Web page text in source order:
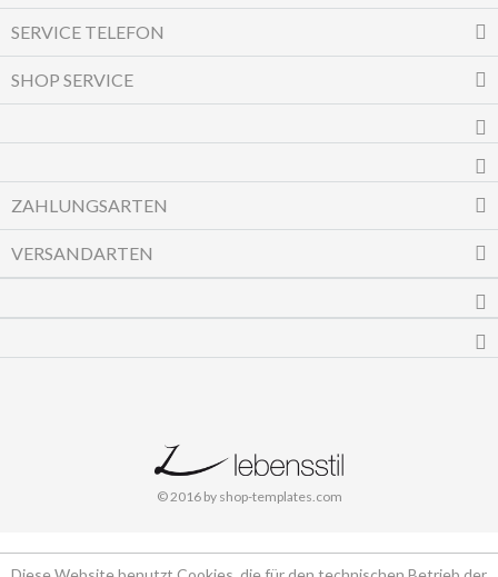
SERVICE TELEFON
SHOP SERVICE
ZAHLUNGSARTEN
VERSANDARTEN
© 2016 by shop-templates.com